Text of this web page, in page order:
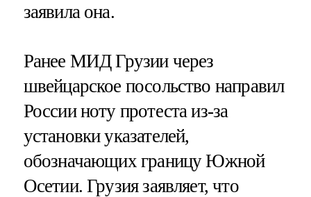
заявила она.
Ранее МИД Грузии через
швейцарское посольство направил
России ноту протеста из-за
установки указателей,
обозначающих границу Южной
Осетии. Грузия заявляет, что